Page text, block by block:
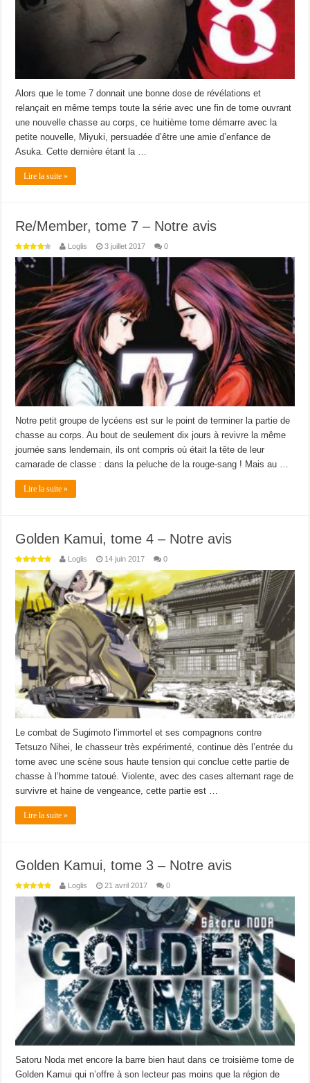
Alors que le tome 7 donnait une bonne dose de révélations et
relançait en même temps toute la série avec une fin de tome ouvrant
une nouvelle chasse au corps, ce huitième tome démarre avec la
petite nouvelle, Miyuki, persuadée d’être une amie d’enfance de
Asuka. Cette dernière étant la …
Lire la suite »
Re/Member, tome 7 – Notre avis
Loglis 3 juillet 2017 0
Notre petit groupe de lycéens est sur le point de terminer la partie de
chasse au corps. Au bout de seulement dix jours à revivre la même
journée sans lendemain, ils ont compris où était la tête de leur
camarade de classe : dans la peluche de la rouge-sang ! Mais au …
Lire la suite »
Golden Kamui, tome 4 – Notre avis
Loglis 14 juin 2017 0
Le combat de Sugimoto l’immortel et ses compagnons contre
Tetsuzo Nihei, le chasseur très expérimenté, continue dès l’entrée du
tome avec une scène sous haute tension qui conclue cette partie de
chasse à l’homme tatoué. Violente, avec des cases alternant rage de
survivre et haine de vengeance, cette partie est …
Lire la suite »
Golden Kamui, tome 3 – Notre avis
Loglis 21 avril 2017 0
Satoru Noda met encore la barre bien haut dans ce troisième tome de
Golden Kamui qui n’offre à son lecteur pas moins que la région de